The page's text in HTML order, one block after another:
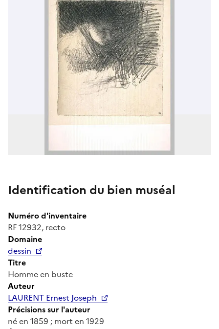
Identification du bien muséal
Numéro d'inventaire
RF 12932, recto
Domaine
dessin
Titre
Homme en buste
Auteur
LAURENT Ernest Joseph
Précisions sur l'auteur
né en 1859 ; mort en 1929